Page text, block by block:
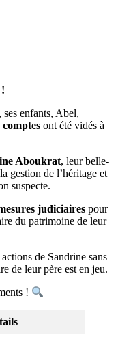
, ses enfants, Abel,
comptes ont été vidés à
Aboukrat, leur belle-
gestion de l’héritage et
suspecte.
judiciaires pour
du patrimoine de leur
de Sandrine sans
de leur père est en jeu.
!